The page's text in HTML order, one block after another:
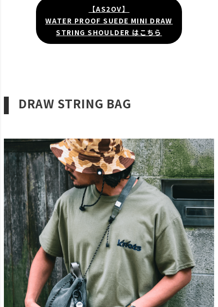
【AS2OV】
WATER PROOF SUEDE MINI DRAW
STRING SHOULDER はこちら
DRAW STRING BAG